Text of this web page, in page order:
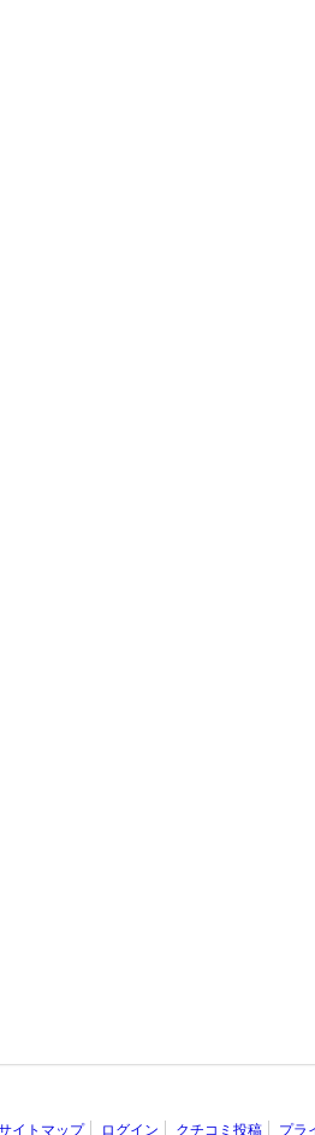
イトマップ ログイン クチコミ投稿 プラ